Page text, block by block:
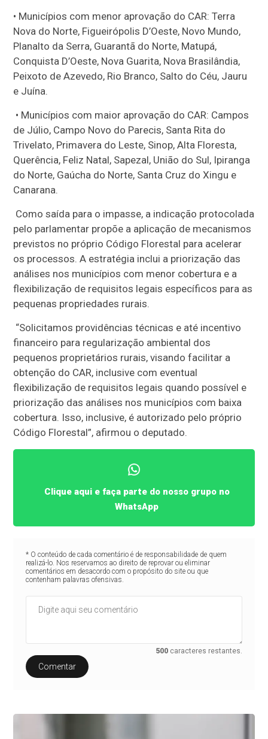
• Municípios com menor aprovação do CAR: Terra
Nova do Norte, Figueirópolis D’Oeste, Novo Mundo,
Planalto da Serra, Guarantã do Norte, Matupá,
Conquista D’Oeste, Nova Guarita, Nova Brasilândia,
Peixoto de Azevedo, Rio Branco, Salto do Céu, Jauru
e Juína.
• Municípios com maior aprovação do CAR: Campos
de Júlio, Campo Novo do Parecis, Santa Rita do
Trivelato, Primavera do Leste, Sinop, Alta Floresta,
Querência, Feliz Natal, Sapezal, União do Sul, Ipiranga
do Norte, Gaúcha do Norte, Santa Cruz do Xingu e
Canarana.
Como saída para o impasse, a indicação protocolada
pelo parlamentar propõe a aplicação de mecanismos
previstos no próprio Código Florestal para acelerar
os processos. A estratégia inclui a priorização das
análises nos municípios com menor cobertura e a
flexibilização de requisitos legais específicos para as
pequenas propriedades rurais.
“Solicitamos providências técnicas e até incentivo
financeiro para regularização ambiental dos
pequenos proprietários rurais, visando facilitar a
obtenção do CAR, inclusive com eventual
flexibilização de requisitos legais quando possível e
priorização das análises nos municípios com baixa
cobertura. Isso, inclusive, é autorizado pelo próprio
Código Florestal”, afirmou o deputado.
Clique aqui e faça parte do nosso grupo no
WhatsApp
* O conteúdo de cada comentário é de responsabilidade de quem
realizá-lo. Nos reservamos ao direito de reprovar ou eliminar
comentários em desacordo com o propósito do site ou que
contenham palavras ofensivas.
500 caracteres restantes.
Comentar